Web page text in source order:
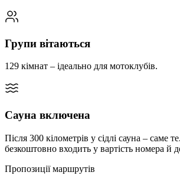
Групи вітаються
129 кімнат – ідеально для мотоклубів.
Сауна включена
Після 300 кілометрів у сідлі сауна – саме
безкоштовно входить у вартість номера й
Пропозиції маршрутів